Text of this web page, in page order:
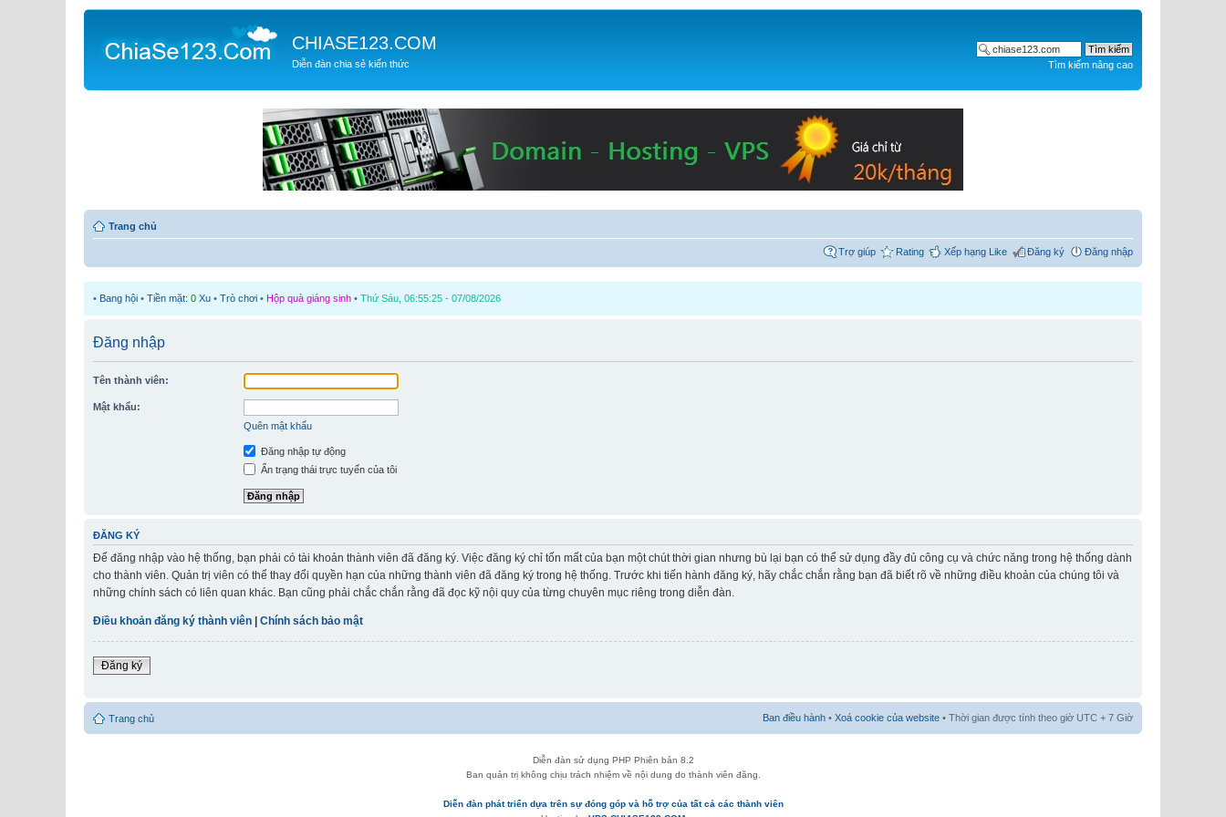
CHIASE123.COM
Diễn đàn chia sẻ kiến thức Tìm kiếm nâng cao
Trang chủ
Trợ giúp Rating Xếp hạng Like Đăng ký Đăng nhập
• Bang hội • Tiền mặt: 0 Xu • Trò chơi • Hộp quà giáng sinh • Thứ Sáu, 06:55:25 - 07/08/2026
Đăng nhập
Tên thành viên:
Mật khẩu:
Quên mật khẩu
Đăng nhập tự động
Ẩn trạng thái trực tuyến của tôi
ĐĂNG KÝ
Để đăng nhập vào hệ thống, bạn phải có tài khoản thành viên đã đăng ký. Việc đăng ký chỉ tốn mất của bạn một chút thời gian nhưng bù lại bạn có thể sử dụng đầy đủ công cụ và chức năng trong hệ thống dành
cho thành viên. Quản trị viên có thể thay đổi quyền hạn của những thành viên đã đăng ký trong hệ thống. Trước khi tiến hành đăng ký, hãy chắc chắn rằng bạn đã biết rõ về những điều khoản của chúng tôi và
những chính sách có liên quan khác. Bạn cũng phải chắc chắn rằng đã đọc kỹ nội quy của từng chuyên mục riêng trong diễn đàn.
Điều khoản đăng ký thành viên Chính sách bảo mật
Đăng ký
Trang chủ Ban điều hành • Xoá cookie của website • Thời gian được tính theo giờ UTC + 7 Giờ
Diễn đàn sử dụng PHP Phiên bản 8.2
Ban quản trị không chịu trách nhiệm về nội dung do thành viên đăng.
Diễn đàn phát triển dựa trên sự đóng góp và hỗ trợ của tất cả các thành viên